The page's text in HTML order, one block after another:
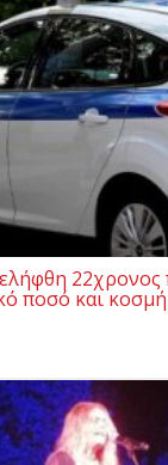
22χρονος
ποσό και